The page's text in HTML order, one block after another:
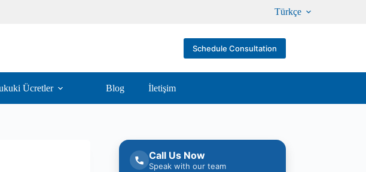
Türkçe
Schedule Consultation
Ücretler Blog İletişim
Call Us Now
Speak with our team